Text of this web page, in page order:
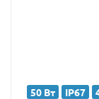
50 Вт IP67